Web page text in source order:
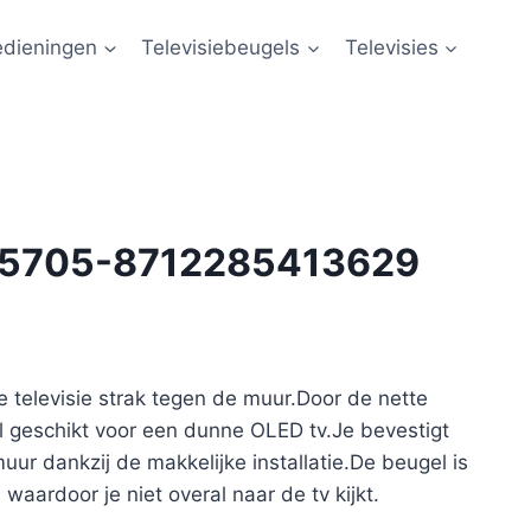
Televisiebeugels Televisies
5705-8712285413629
televisie strak tegen de muur.Door de nette
voor een dunne OLED tv.Je bevestigt
dankzij de makkelijke installatie.De beugel is
je niet overal naar de tv kijkt.